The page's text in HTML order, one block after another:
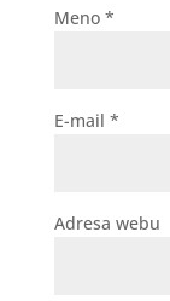
Meno *
E-mail *
Adresa webu